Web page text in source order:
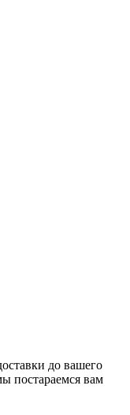
до вашего
постараемся вам